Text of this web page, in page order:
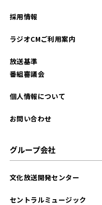
採用情報
ラジオCMご利用案内
放送基準
番組審議会
個人情報について
お問い合わせ
グループ会社
文化放送開発センター
セントラルミュージック